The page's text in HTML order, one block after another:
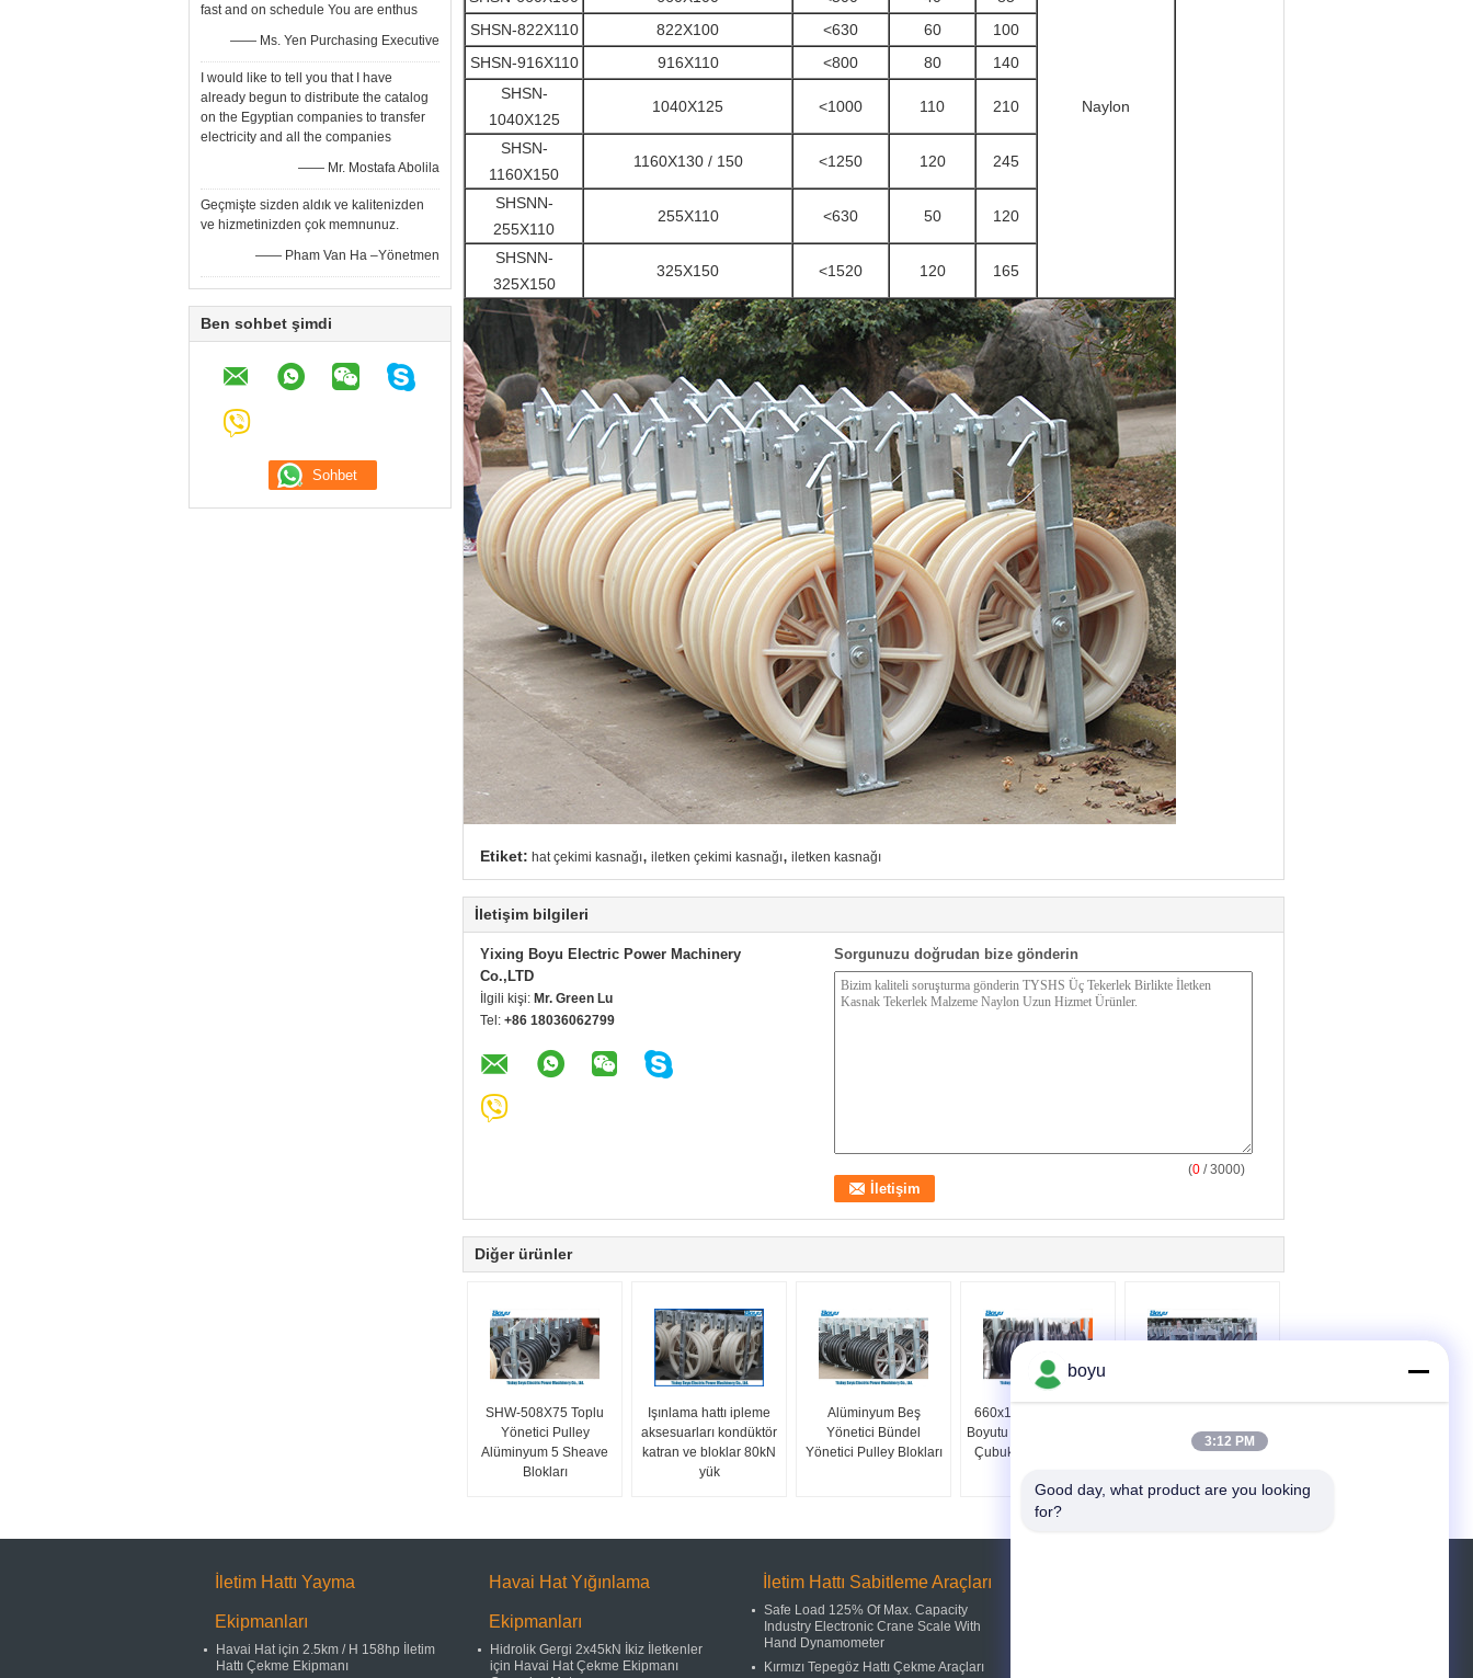
fast and on schedule You are enthus
—— Ms. Yen Purchasing Executive
I would like to tell you that I have
already begun to distribute the catalog
on the Egyptian companies to transfer
electricity and all the companies
—— Mr. Mostafa Abolila
Geçmişte sizden aldık ve kalitenizden
ve hizmetinizden çok memnunuz.
—— Pham Van Ha –Yönetmen
Ben sohbet şimdi
Naylon
SHSN-822X110
822X100 <630 60
100
SHSN-916X110
916X110 <800 80
140
SHSN-
1040X125
1040X125 <1000 110 210
SHSN-
1160X150
1160X130 / 150 <1250 120 245
SHSNN-
255X110
255X110 <630 50 120
SHSNN-
325X150
325X150 <1520 120 165
Etiket: hat çekimi kasnağı, iletken çekimi kasnağı, iletken kasnağı
İletişim bilgileri
Yixing Boyu Electric Power Machinery
Co.,LTD
İlgili kişi: Mr. Green Lu
Tel: +86 18036062799
Sorgunuzu doğrudan bize gönderin
(0 / 3000)
Diğer ürünler
SHW-508X75 Toplu
Yönetici Pulley
Alüminyum 5 Sheave
Blokları
Işınlama hattı ipleme
aksesuarları kondüktör
katran ve bloklar 80kN
yük
Alüminyum Beş
Yönetici Bündel
Yönetici Pulley Blokları
660x100mm Tekerlek
Boyutu Toplu Kondüktör
Çubuk 5 Kırık Blokları
İletici 5 Bundle İletici
için katran bloğu
İletim Hattı Yayma
Ekipmanları
Havai Hat için 2.5km / H 158hp İletim
Hattı Çekme Ekipmanı
Havai Hat Yığınlama
Ekipmanları
Hidrolik Gergi 2x45kN İkiz İletkenler
için Havai Hat Çekme Ekipmanı
İletim Hattı Sabitleme Araçları
Safe Load 125% Of Max. Capacity
Industry Electronic Crane Scale With
Hand Dynamometer
Kırmızı Tepegöz Hattı Çekme Araçları
boyu
3:12 PM
Good day, what product are you looking
for?